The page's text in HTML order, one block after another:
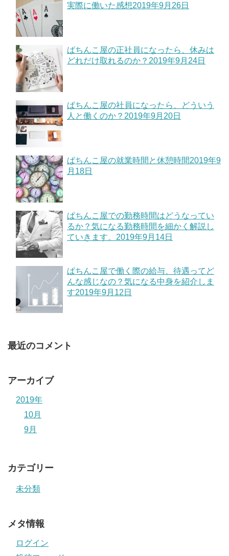
実際に働いた感想2019年9月26日
ぱちんこ屋の正社員になったら、休みは
どれだけ取れるのか？ 2019年9月24日
ぱちんこ屋の社員になったら、どういう
人と働くのか？ 2019年9月20日
ぱちんこ屋の就業時間と休憩時間2019年9
月18日
ぱちんこ屋での勤務時間はどうなってい
るか？気になる勤務時間を細かく解説し
ていきます。 2019年9月14日
ぱちんこ屋で働く際の給与、待遇ってど
んな感じなの？気になる中身を紹介しま
す2019年9月12日
最近のコメント
アーカイブ
2019年
10月
9月
カテゴリー
未分類
メタ情報
ログイン